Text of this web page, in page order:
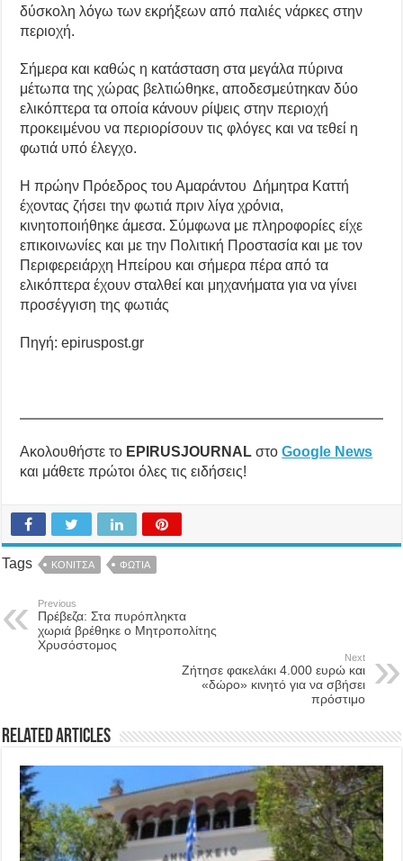
δύσκολη λόγω των εκρήξεων από παλιές νάρκες στην
περιοχή.
Σήμερα και καθώς η κατάσταση στα μεγάλα πύρινα
μέτωπα της χώρας βελτιώθηκε, αποδεσμεύτηκαν δύο
ελικόπτερα τα οποία κάνουν ρίψεις στην περιοχή
προκειμένου να περιορίσουν τις φλόγες και να τεθεί η
φωτιά υπό έλεγχο.
Η πρώην Πρόεδρος του Αμαράντου Δήμητρα Καττή
έχοντας ζήσει την φωτιά πριν λίγα χρόνια,
κινητοποιήθηκε άμεσα. Σύμφωνα με πληροφορίες είχε
επικοινωνίες και με την Πολιτική Προστασία και με τον
Περιφερειάρχη Ηπείρου και σήμερα πέρα από τα
ελικόπτερα έχουν σταλθεί και μηχανήματα για να γίνει
προσέγγιση της φωτιάς
Πηγή: epiruspost.gr
Ακολουθήστε το EPIRUSJOURNAL στοGoogle News
και μάθετε πρώτοι όλες τις ειδήσεις!
Tags ΚΟΝΙΤΣΑ ΦΩΤΙΑ
Previous
Πρέβεζα: Στα πυρόπληκτα
χωριά βρέθηκε ο Μητροπολίτης
Χρυσόστομος
Next
Ζήτησε φακελάκι 4.000 ευρώ και
«δώρο» κινητό για να σβήσει
πρόστιμο
Related Articles